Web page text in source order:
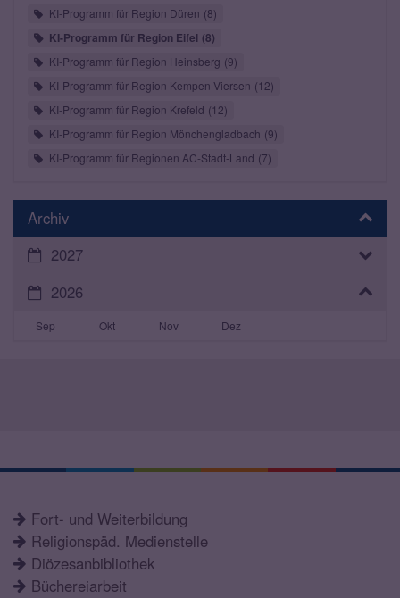
KI-Programm für Region Düren 8
KI-Programm für Region Eifel 8
KI-Programm für Region Heinsberg 9
KI-Programm für Region Kempen-Viersen
12
KI-Programm für Region Krefeld
12
KI-Programm für Region Mönchengladbach 9
KI-Programm für Regionen AC-Stadt-Land 7
Archiv
2027
2026
Sep Okt Nov Dez
Fort- und Weiterbildung
Religionspäd. Medienstelle
Diözesanbibliothek
Büchereiarbeit